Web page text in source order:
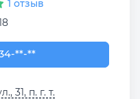
1 отзыв
08-07
**-**
31, п. г. т.